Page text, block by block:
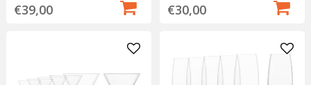
€39,00 €30,00